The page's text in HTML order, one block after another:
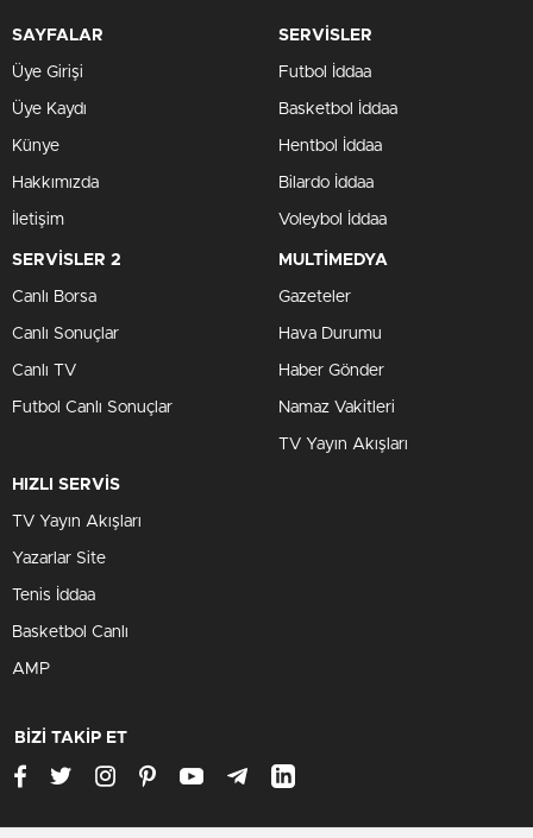
SAYFALAR
Üye Girişi
Üye Kaydı
Künye
Hakkımızda
İletişim
SERVİSLER
Futbol İddaa
Basketbol İddaa
Hentbol İddaa
Bilardo İddaa
Voleybol İddaa
SERVİSLER 2
Canlı Borsa
Canlı Sonuçlar
Canlı TV
Futbol Canlı Sonuçlar
MULTİMEDYA
Gazeteler
Hava Durumu
Haber Gönder
Namaz Vakitleri
TV Yayın Akışları
HIZLI SERVİS
TV Yayın Akışları
Yazarlar Site
Tenis İddaa
Basketbol Canlı
AMP
BİZİ TAKİP ET